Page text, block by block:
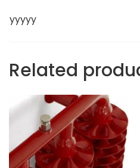
yyyyy
Related